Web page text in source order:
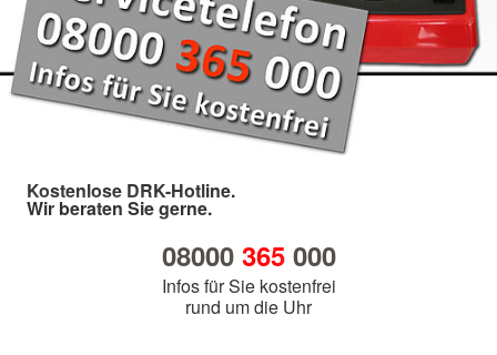
Kostenlose DRK-Hotline.
Wir beraten Sie gerne.
08000 365000
Infos für Sie kostenfrei
rund um die Uhr